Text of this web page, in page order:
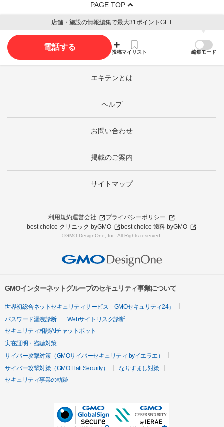
PAGE TOP
店舗・施設の情報編集で最大31ポイントGET
電話する
投稿マイリスト 編集モード
エキテンとは
ヘルプ
お問い合わせ
掲載のご案内
サイトマップ
利用規約運営会社
プライバシーポリシー
best choice クリニック byGMO
best choice 歯科 byGMO
©GMO DesignOne, Inc. All Rights reserved.
GMOインターネットグループのセキュリティ事業について
世界初総合ネットセキュリティサービス「GMOセキュリティ24」
パスワード漏洩診断
Webサイトリスク診断
セキュリティ相談AIチャットボット
実在証明・盗聴対策
サイバー攻撃対策（GMOサイバーセキュリティ byイエラエ）
サイバー攻撃対策（GMO Flatt Security）
なりすまし対策
セキュリティ事業の軌跡